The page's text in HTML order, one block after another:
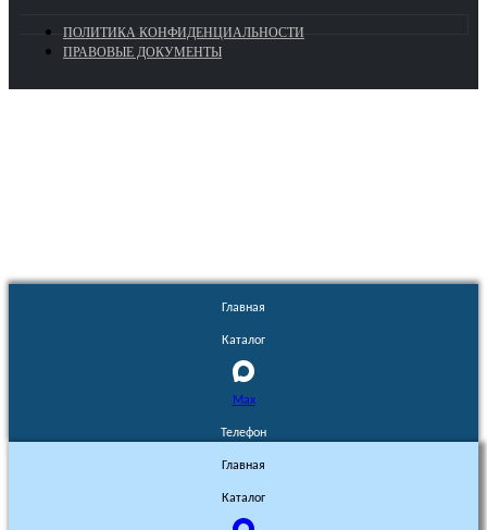
ПОЛИТИКА КОНФИДЕНЦИАЛЬНОСТИ
ПРАВОВЫЕ ДОКУМЕНТЫ
Главная
Каталог
Max
Телефон
Главная
Каталог